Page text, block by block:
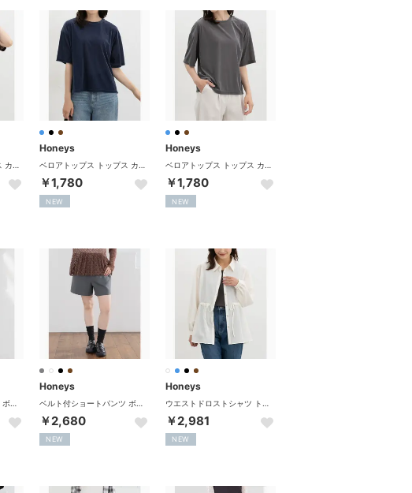
Honeys
￥1,780
NEW
Honeys
￥1,780
NEW
Honeys
￥2,680
NEW
Honeys
￥2,981
NEW